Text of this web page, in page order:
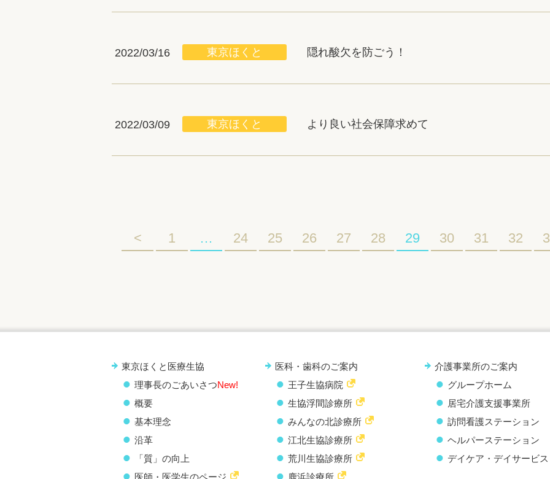
2022/03/16 東京ほくと 隠れ酸欠を防ごう！
2022/03/09 東京ほくと より良い社会保障求めて
< 1 … 24 25 26 27 28 29 30 31 32
東京ほくと医療生協
理事長のごあいさつNew!
概要
基本理念
沿革
「質」の向上
医師・医学生のページ
医科・歯科のご案内
王子生協病院
生協浮間診療所
みんなの北診療所
江北生協診療所
荒川生協診療所
鹿浜診療所
介護事業所のご案内
グループホーム
居宅介護支援事業所
訪問看護ステーション
ヘルパーステーション
デイケア・デイサービス